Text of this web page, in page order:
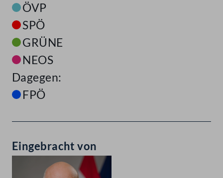
ÖVP
SPÖ
GRÜNE
NEOS
Dagegen:
FPÖ
Eingebracht von